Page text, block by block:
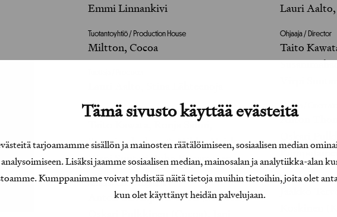
Tämä sivusto käyttää evästeitä
tarjoamamme sisällön ja mainosten räätälöimiseen, sosiaalisen median
Lisäksi jaamme sosiaalisen median, mainosalan ja analytiikka-alan
Kumppanimme voivat yhdistää näitä tietoja muihin tietoihin, joita olet
kun olet käyttänyt heidän palvelujaan.
Emmi Linnankivi
Tuotantoyhtiö / Production House
Miltton, Cocoa
Ohjaaja / Director
Taito Kawata, Ronja Salmi,
Susanimahadura & Mikko Heiskanen,
Virpi Suutari, Juho Kuosmanen
Kuvaaja / Cinematographer
Anton Thompson Coon (Miltton),
Lauri Aalto,
Ohjaaja / Director
Taito
Kuvaaja /
Anton
Leikkaaja / Editor